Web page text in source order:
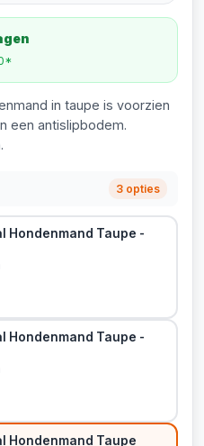
in taupe is voorzien
een antislipbodem.
3 opties
Hondenmand Taupe -
Hondenmand Taupe -
Hondenmand Taupe